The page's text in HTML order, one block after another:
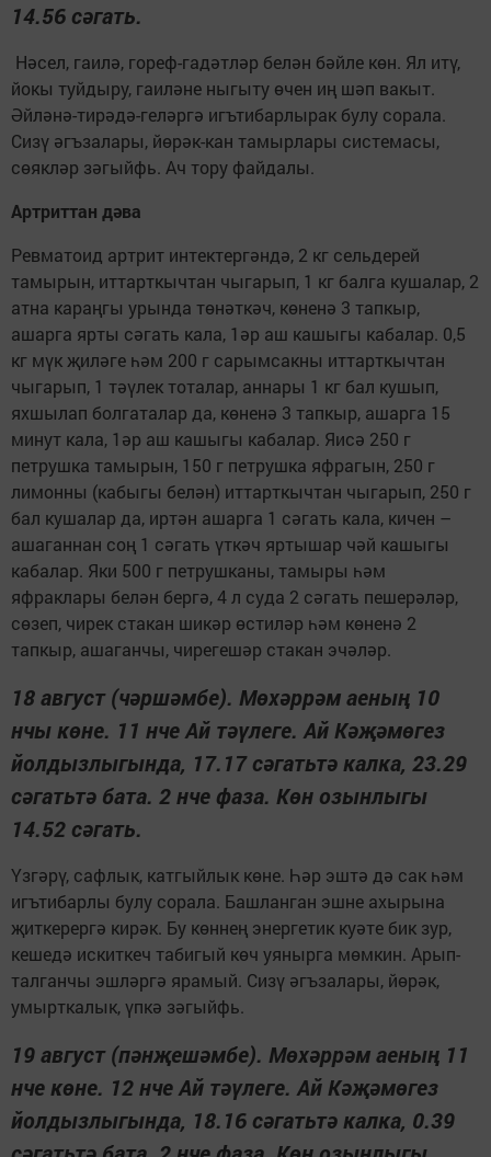
14.56 сәгать.
Нәсел, гаилә, гореф-гадәтләр белән бәйле көн. Ял итү,
йокы туйдыру, гаиләне ныгыту өчен иң шәп вакыт.
Әйләнә-тирәдә-геләргә игътибарлырак булу сорала.
Сизү әгъзалары, йөрәк-кан тамырлары системасы,
сөякләр зәгыйфь. Ач тору файдалы.
Артриттан дәва
Ревматоид артрит интектергәндә, 2 кг сельдерей
тамырын, иттарткычтан чыгарып, 1 кг балга кушалар, 2
атна караңгы урында төнәткәч, көненә 3 тапкыр,
ашарга ярты сәгать кала, 1әр аш кашыгы кабалар. 0,5
кг мүк җиләге һәм 200 г сарымсакны иттарткычтан
чыгарып, 1 тәүлек тоталар, аннары 1 кг бал кушып,
яхшылап болгаталар да, көненә 3 тапкыр, ашарга 15
минут кала, 1әр аш кашыгы кабалар. Яисә 250 г
петрушка тамырын, 150 г петрушка яфрагын, 250 г
лимонны (кабыгы белән) иттарткычтан чыгарып, 250 г
бал кушалар да, иртән ашарга 1 сәгать кала, кичен –
ашаганнан соң 1 сәгать үткәч яртышар чәй кашыгы
кабалар. Яки 500 г петрушканы, тамыры һәм
яфраклары белән бергә, 4 л суда 2 сәгать пешерәләр,
сөзеп, чирек стакан шикәр өстиләр һәм көненә 2
тапкыр, ашаганчы, чирегешәр стакан эчәләр.
18 август (чәршәмбе). Мөхәррәм аеның 10
нчы көне. 11 нче Ай тәүлеге. Ай Кәҗәмөгез
йолдызлыгында, 17.17 сәгатьтә калка, 23.29
сәгатьтә бата. 2 нче фаза. Көн озынлыгы
14.52 сәгать.
Үзгәрү, сафлык, катгыйлык көне. Һәр эштә дә сак һәм
игътибарлы булу сорала. Башланган эшне ахырына
җиткерергә кирәк. Бу көннең энергетик куәте бик зур,
кешедә искиткеч табигый көч уянырга мөмкин. Арып-
талганчы эшләргә ярамый. Сизү әгъзалары, йөрәк,
умырткалык, үпкә зәгыйфь.
19 август (пәнҗешәмбе). Мөхәррәм аеның 11
нче көне. 12 нче Ай тәүлеге. Ай Кәҗәмөгез
йолдызлыгында, 18.16 сәгатьтә калка, 0.39